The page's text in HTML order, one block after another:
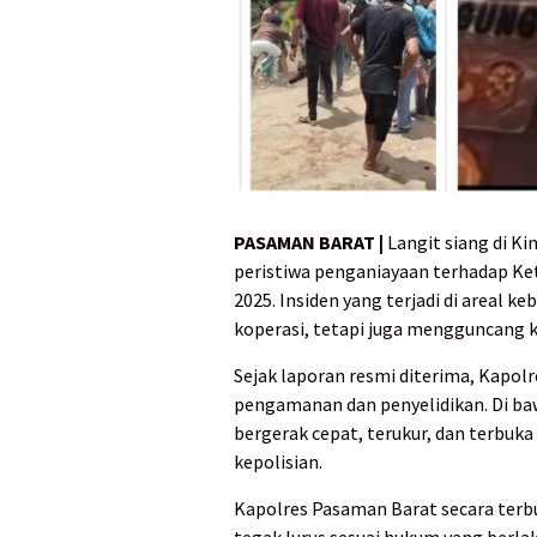
PASAMAN BARAT | Langit siang di
peristiwa penganiayaan terhadap
2025. Insiden yang terjadi di areal
koperasi, tetapi juga mengguncang
Sejak laporan resmi diterima,
pengamanan dan penyelidikan. Di
bergerak cepat, terukur, dan
kepolisian.
Kapolres Pasaman Barat secara